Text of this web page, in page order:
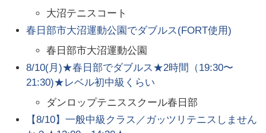
大沼テニスコート
春日部市大沼運動公園でダブルス(FORT使用)
春日部市大沼運動公園
8/10(月)★春日部でダブルス★2時間（19:30〜
21:30)★レベル初中級くらい
ダンロップテニススクール春日部
【8/10】一般中級クラス／ガッツリテニスしません